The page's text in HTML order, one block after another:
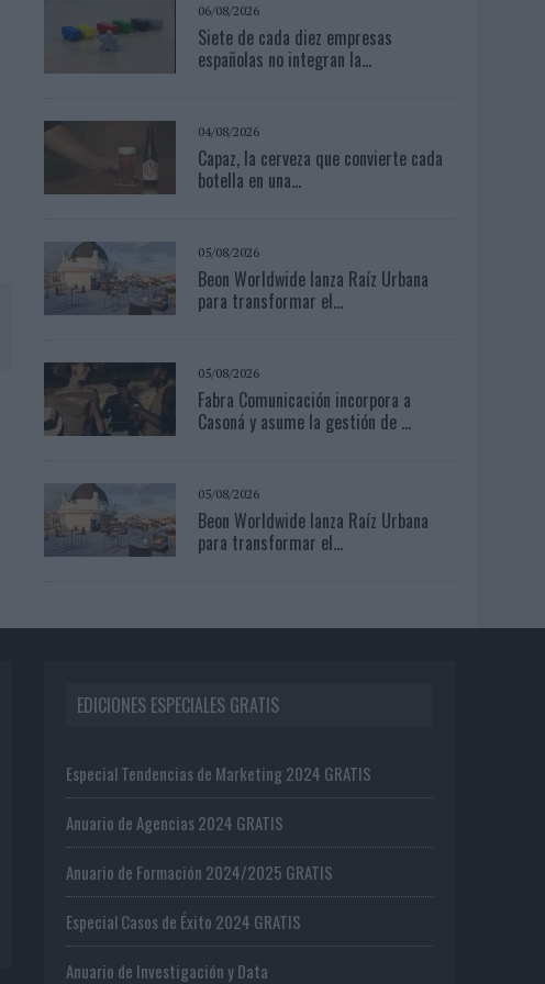
06/08/2026
Siete de cada diez empresas
españolas no integran la...
04/08/2026
Capaz, la cerveza que convierte cada
botella en una...
05/08/2026
Beon Worldwide lanza Raíz Urbana
para transformar el...
05/08/2026
Fabra Comunicación incorpora a
Casoná y asume la gestión de ...
05/08/2026
Beon Worldwide lanza Raíz Urbana
para transformar el...
EDICIONES ESPECIALES GRATIS
Especial Tendencias de Marketing 2024 GRATIS
Anuario de Agencias 2024 GRATIS
Anuario de Formación 2024/2025 GRATIS
Especial Casos de Éxito 2024 GRATIS
Anuario de Investigación y Data